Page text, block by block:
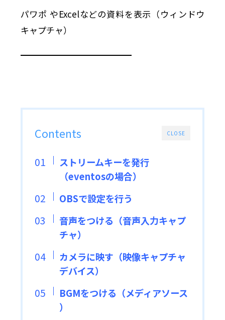
パワポ やExcelなどの資料を表示（ウィンドウ
キャプチャ）
━━━━━━━━━━━━━
CLOSE
Contents
ストリームキーを発行
（eventosの場合）
OBSで設定を行う
音声をつける（音声入力キャプ
チャ）
カメラに映す（映像キャプチャ
デバイス）
BGMをつける（メディアソース
）